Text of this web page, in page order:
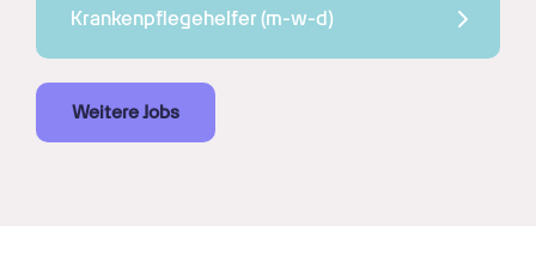
Krankenpflegehelfer (m-w-d)
Weitere Jobs